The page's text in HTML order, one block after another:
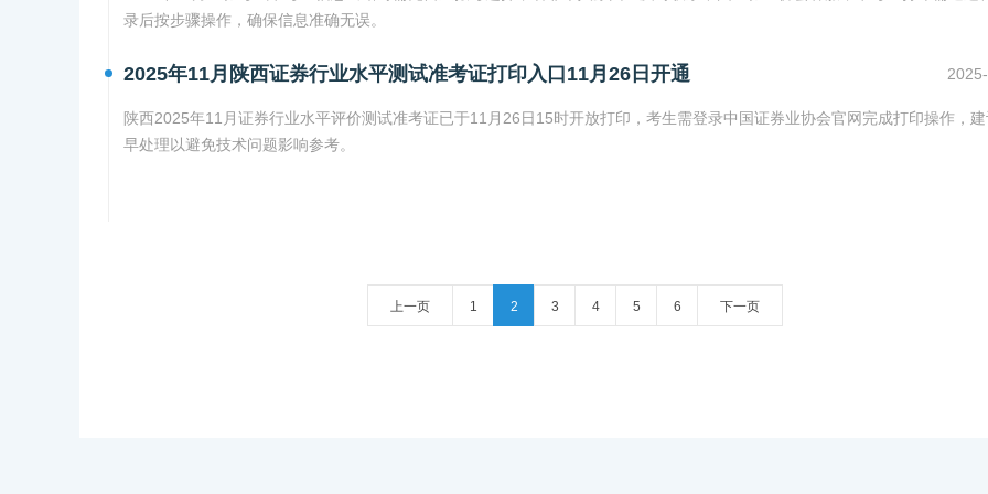
录后按步骤操作，确保信息准确无误。
2025年11月陕西证券行业水平测试准考证打印入口11月26日开通
陕西2025年11月证券行业水平评价测试准考证已于11月26日15时开放打印，考生需登录中国证券业协会官网完成打印操作，建
早处理以避免技术问题影响参考。
上一页 1 2 3 4 5 6 下一页